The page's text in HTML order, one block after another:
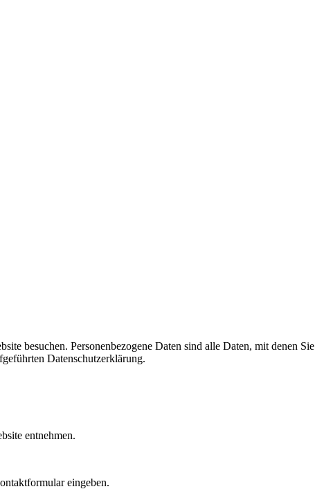
besuchen. Personenbezogene Daten sind alle Daten, mit denen Sie
Datenschutzerklärung.
entnehmen.
eingeben.